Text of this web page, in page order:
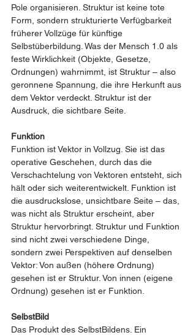
Pole organisieren. Struktur ist keine tote
Form, sondern strukturierte Verfügbarkeit
früherer Vollzüge für künftige
Selbstüberbildung. Was der Mensch 1.0 als
feste Wirklichkeit (Objekte, Gesetze,
Ordnungen) wahrnimmt, ist Struktur – also
geronnene Spannung, die ihre Herkunft aus
dem Vektor verdeckt. Struktur ist der
Ausdruck, die sichtbare Seite.
Funktion
Funktion ist Vektor in Vollzug. Sie ist das
operative Geschehen, durch das die
Verschachtelung von Vektoren entsteht, sich
hält oder sich weiterentwickelt. Funktion ist
die ausdruckslose, unsichtbare Seite – das,
was nicht als Struktur erscheint, aber
Struktur hervorbringt. Struktur und Funktion
sind nicht zwei verschiedene Dinge,
sondern zwei Perspektiven auf denselben
Vektor: Von außen (höhere Ordnung)
gesehen ist er Struktur. Von innen (eigene
Ordnung) gesehen ist er Funktion.
SelbstBild
Das Produkt des SelbstBildens. Ein